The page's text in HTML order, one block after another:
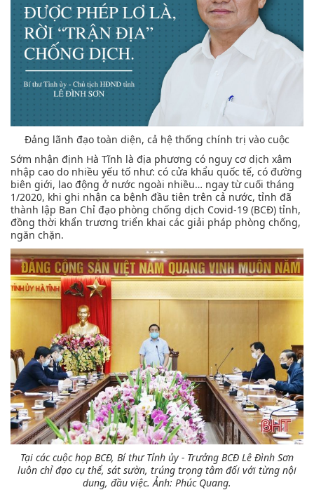
Đảng lãnh đạo toàn diện, cả hệ thống chính trị vào cuộc
Sớm nhận định Hà Tĩnh là địa phương có nguy cơ dịch xâm
nhập cao do nhiều yếu tố như: có cửa khẩu quốc tế, có đường
biên giới, lao động ở nước ngoài nhiều… ngay từ cuối tháng
1/2020, khi ghi nhận ca bệnh đầu tiên trên cả nước, tỉnh đã
thành lập Ban Chỉ đạo phòng chống dịch Covid-19 (BCĐ) tỉnh,
đồng thời khẩn trương triển khai các giải pháp phòng chống,
ngăn chặn.
Tại các cuộc họp BCĐ, Bí thư Tỉnh ủy - Trưởng BCĐ Lê Đình Sơn
luôn chỉ đạo cụ thể, sát sườn, trúng trọng tâm đối với từng nội
dung, đầu việc.Ảnh: Phúc Quang.